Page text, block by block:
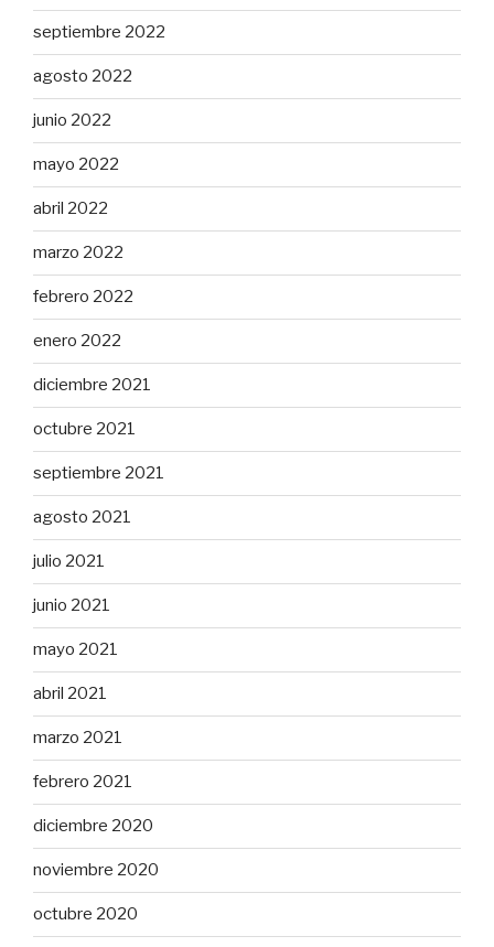
septiembre 2022
agosto 2022
junio 2022
mayo 2022
abril 2022
marzo 2022
febrero 2022
enero 2022
diciembre 2021
octubre 2021
septiembre 2021
agosto 2021
julio 2021
junio 2021
mayo 2021
abril 2021
marzo 2021
febrero 2021
diciembre 2020
noviembre 2020
octubre 2020